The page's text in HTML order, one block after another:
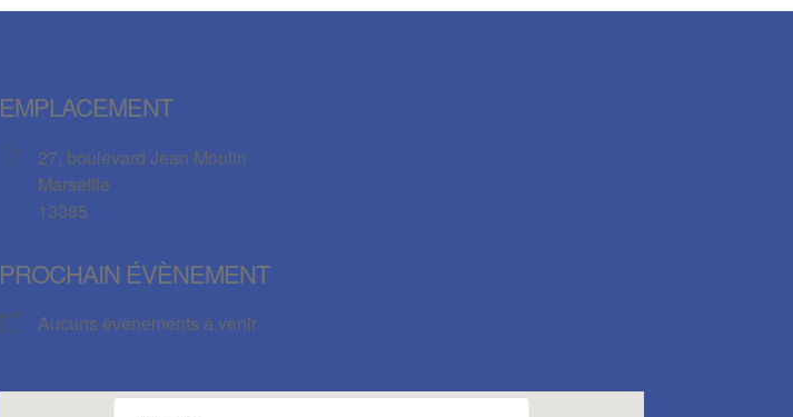
EMPLACEMENT
27, boulevard Jean Moulin
Marseille
13385
PROCHAIN ÉVÈNEMENT
Aucuns évènements à venir